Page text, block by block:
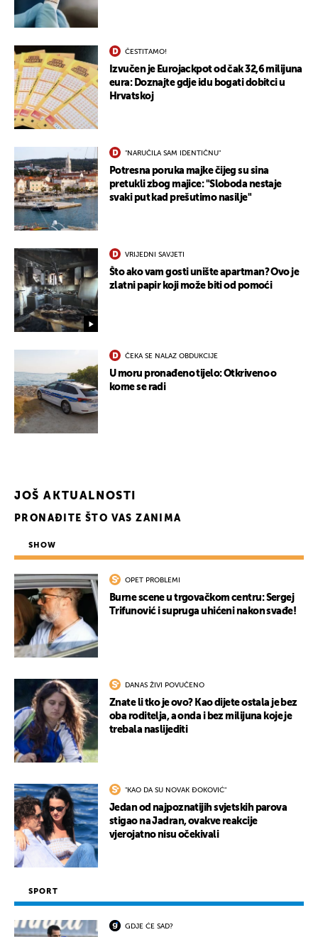
ČESTITAMO!
Izvučen je Eurojackpot od čak 32,6 milijuna
eura: Doznajte gdje idu bogati dobitci u
Hrvatskoj
"NARUČILA SAM IDENTIČNU"
Potresna poruka majke čijeg su sina
pretukli zbog majice: "Sloboda nestaje
svaki put kad prešutimo nasilje"
VRIJEDNI SAVJETI
Što ako vam gosti unište apartman? Ovo je
zlatni papir koji može biti od pomoći
ČEKA SE NALAZ OBDUKCIJE
U moru pronađeno tijelo: Otkriveno o
kome se radi
JOŠ AKTUALNOSTI
PRONAĐITE ŠTO VAS ZANIMA
SHOW
OPET PROBLEMI
Burne scene u trgovačkom centru: Sergej
Trifunović i supruga uhićeni nakon svađe!
DANAS ŽIVI POVUČENO
Znate li tko je ovo? Kao dijete ostala je bez
oba roditelja, a onda i bez milijuna koje je
trebala naslijediti
"KAO DA SU NOVAK ĐOKOVIĆ"
Jedan od najpoznatijih svjetskih parova
stigao na Jadran, ovakve reakcije
vjerojatno nisu očekivali
SPORT
GDJE ĆE SAD?
UKLJUČITE NOTIFIKACIJE